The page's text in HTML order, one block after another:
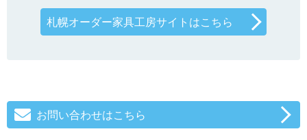
札幌オーダー家具工房サイトはこちら
お問い合わせはこちら